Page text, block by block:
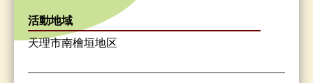
活動地域
天理市南檜垣地区